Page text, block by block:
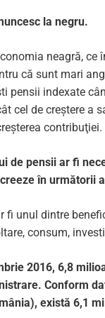
la negru.
neagră,
că sunt mari
pensii indexate
cel de creștere a
contribuţiei.
de pensii ar fi
în următorii
fi unul dintre
consum,
2016, 6,8
Conform
există 6,1